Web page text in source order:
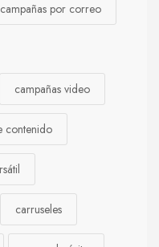
campañas por correo
campañas video
contenido
carruseles